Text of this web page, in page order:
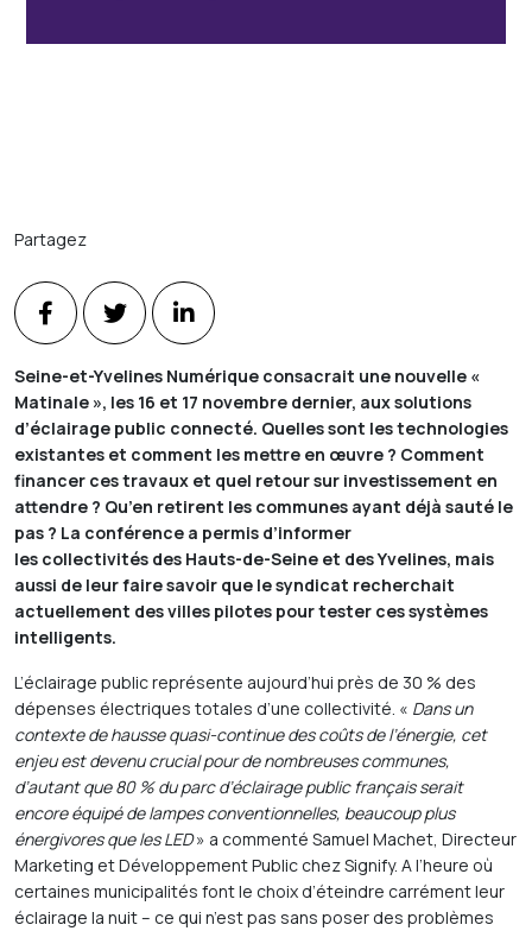
Partagez
Seine-et-Yvelines Numérique consacrait une nouvelle «
Matinale », les 16 et 17 novembre dernier, aux solutions
d’éclairage public connecté. Quelles sont les technologies
existantes et comment les mettre en œuvre ? Comment
financer ces travaux et quel retour sur investissement en
attendre ? Qu’en retirent les communes ayant déjà sauté le
pas ? La conférence a permis d’informer
les collectivités des Hauts-de-Seine et des Yvelines, mais
aussi de leur faire savoir que le syndicat recherchait
actuellement des villes pilotes pour tester ces systèmes
intelligents.
L’éclairage public représente aujourd’hui près de 30 % des
dépenses électriques totales d’une collectivité. « Dans un
contexte de hausse quasi-continue des coûts de l’énergie, cet
enjeu est devenu crucial pour de nombreuses communes,
d’autant que 80 % du parc d’éclairage public français serait
encore équipé de lampes conventionnelles, beaucoup plus
énergivores que les LED» a commenté Samuel Machet, Directeur
Marketing et Développement Public chez Signify. A l’heure où
certaines municipalités font le choix d’éteindre carrément leur
éclairage la nuit – ce qui n’est pas sans poser des problèmes